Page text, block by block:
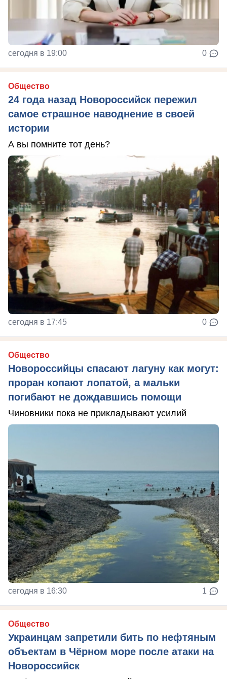
сегодня в 19:00 0
Общество
24 года назад Новороссийск пережил
самое страшное наводнение в своей
истории
А вы помните тот день?
сегодня в 17:45 0
Общество
Новороссийцы спасают лагуну как могут:
проран копают лопатой, а мальки
погибают не дождавшись помощи
Чиновники пока не прикладывают усилий
сегодня в 16:30 1
Общество
Украинцам запретили бить по нефтяным
объектам в Чёрном море после атаки на
Новороссийск